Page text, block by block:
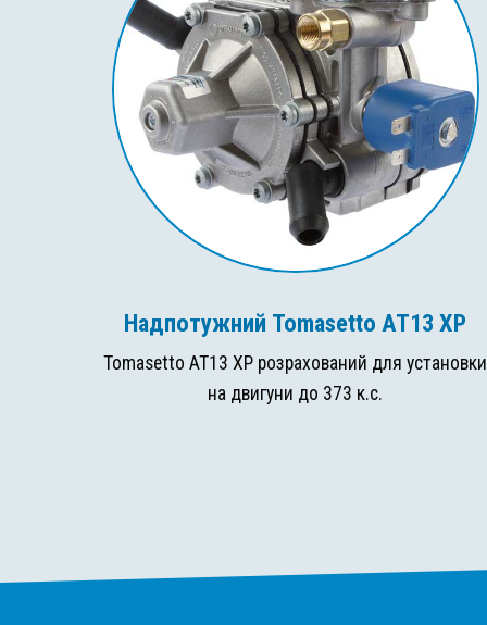
Надпотужний Tomasetto AT13 XP
Tomasetto AT13 XP розрахований для установки
на двигуни до 373 к.с.